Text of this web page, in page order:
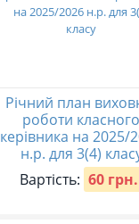
Річний план
роботи класного
керівника на 2025/
н.р. для 3(4)
Вартість: 60 грн.